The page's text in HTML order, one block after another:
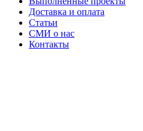
Доставка и оплата
Статьи
СМИ о нас
Контакты